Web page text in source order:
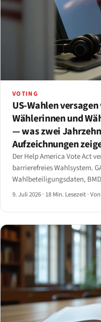
VOTING
US-Wahlen
Wählerinnen und
— was zwei
Aufzeichnungen
Der Help America Vote Act
barrierefreies Wahlsystem.
Wahlbeteiligungsdaten,
der Wählerregistrierung
9. Juli 2026 · 18 Min. Lesezeit ·